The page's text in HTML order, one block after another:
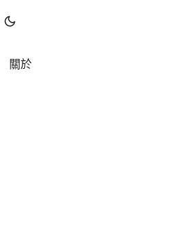
關於